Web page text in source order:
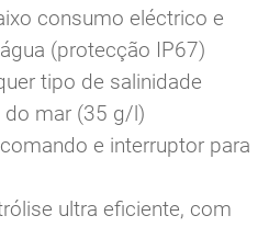
consumo eléctrico e
(protecção IP67)
tipo de salinidade
do mar (35 g/l)
e interruptor para
ultra eficiente, com